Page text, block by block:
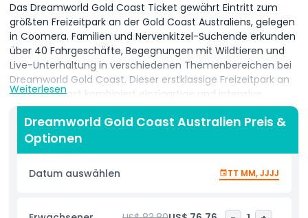
Das Dreamworld Gold Coast Ticket gewährt Eintritt zum
größten Freizeitpark an der Gold Coast Australiens, gelegen
in Coomera. Familien und Nervenkitzel-Suchende erkunden
über 40 Fahrgeschäfte, Begegnungen mit Wildtieren und
Live-Unterhaltung in verschiedenen Themenbereichen bei
Dreamworld Gold Coast. Dieser erstklassige Freizeitpark an
der Gold Coast kombiniert einzigartige und intensive
Attraktionen wie Steel Taipan, der einzige Triple-Launch-
Coaster der Südhalbkugel, mit sanfteren
familienfreundlichen Erlebnissen in Rivertown und Kenny
und Belindas Dreamland. Besucher verbringen ihren Tag mit
Überraschungen auf der Familienachterbahn Jungle Rush,
einer entspannten Bootsfahrt auf Murrissippi Motors und
Island, wodurch bleibende Erinnerungen an diesem
Weiterlesen
Dreamworld Gold Coast Australien Preis &
Optionen
Datum auswählen TT MM, JJJJ